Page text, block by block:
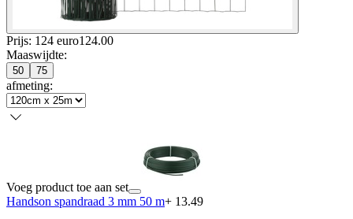
Prijs: 124 euro124.00
Maaswijdte:
50 75
afmeting:
Voeg product toe aan set
Handson spandraad 3 mm 50 m+ 13.49